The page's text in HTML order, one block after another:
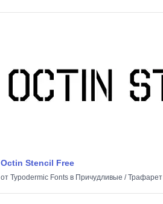
Octin Stencil Free
от Typodermic Fontsв Причудливые /Трафарет